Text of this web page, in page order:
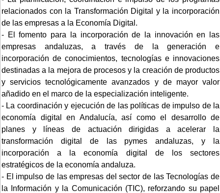
relacionados con la Transformación Digital y la incorporación
de las empresas a la Economía Digital.
- El fomento para la incorporación de la innovación en las
empresas andaluzas, a través de la generación e
incorporación de conocimientos, tecnologías e innovaciones
destinadas a la mejora de procesos y la creación de productos
y servicios tecnológicamente avanzados y de mayor valor
añadido en el marco de la especialización inteligente.
- La coordinación y ejecución de las políticas de impulso de la
economía digital en Andalucía, así como el desarrollo de
planes y líneas de actuación dirigidas a acelerar la
transformación digital de las pymes andaluzas, y la
incorporación a la economía digital de los sectores
estratégicos de la economía andaluza.
- El impulso de las empresas del sector de las Tecnologías de
la Información y la Comunicación (TIC), reforzando su papel